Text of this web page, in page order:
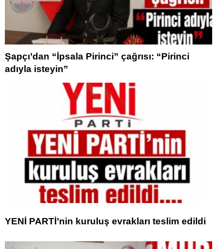
Şapçı’dan “İpsala Pirinci” çağrısı: “Pirinci
adıyla isteyin”
YENİ PARTİ’nin kuruluş evrakları teslim edildi